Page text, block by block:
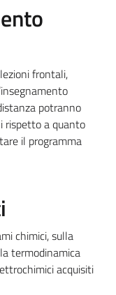
frontali,
potranno
rispetto a quanto
il programma
chimici, sulla
termodinamica
acquisiti